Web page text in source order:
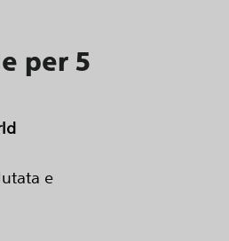
per 5
e